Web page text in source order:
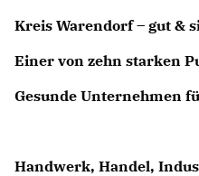
Kreis Warendorf – gut &
Einer von zehn starken
Gesunde Unternehmen
Handwerk, Handel,